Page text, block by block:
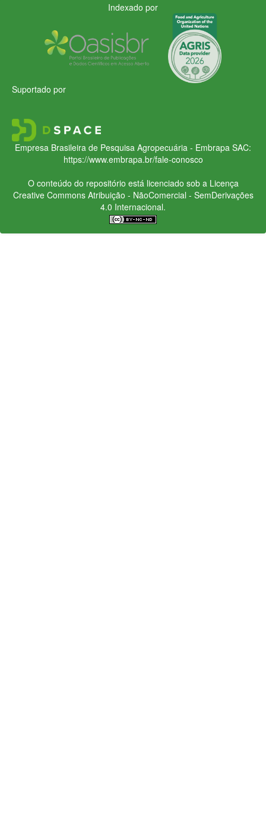
Indexado por
Suportado por
Empresa Brasileira de Pesquisa Agropecuária - Embrapa SAC:
https://www.embrapa.br/fale-conosco
O conteúdo do repositório está licenciado sob a Licença
Creative CommonsAtribuição - NãoComercial - SemDerivações
4.0 Internacional.